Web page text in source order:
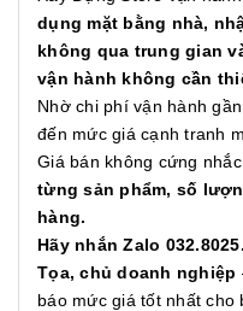
dụng mặt bằng nhà,
không qua trung gian
vận hành không cần
Nhờ chi phí vận hành
đến mức giá cạnh tranh
Giá bán không cứng
từng sản phẩm, số
hàng.
Hãy nhắn Zalo
Tọa, chủ doanh nghiệp
báo mức giá tốt nhất cho